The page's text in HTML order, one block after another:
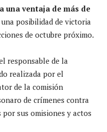
una ventaja de más de
posibilidad de victoria
de octubre próximo.
responsable de la
realizada por el
de la comisión
de crímenes contra
sus omisiones y actos